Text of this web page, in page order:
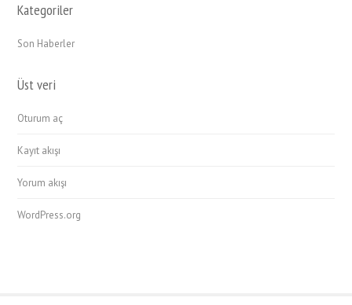
Kategoriler
Son Haberler
Üst veri
Oturum aç
Kayıt akışı
Yorum akışı
WordPress.org